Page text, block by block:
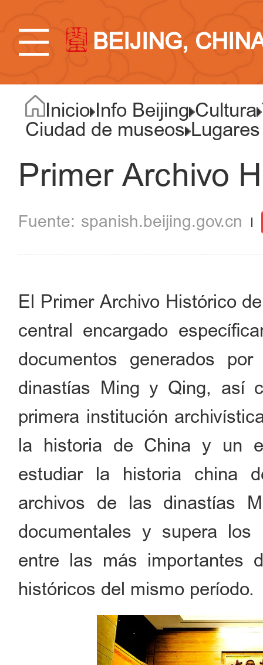
BEIJING,
Inicio Info Beijing Cultura
Ciudad de museos Lugares
Primer Archivo
spanish.beijing.gov.cn
El Primer Archivo Histórico
central encargado
documentos generados
dinastías Ming y Qing, así
primera institución
la historia de China y un
estudiar la historia china
archivos de las dinastías
documentales y supera
entre las más importantes
históricos del mismo período.